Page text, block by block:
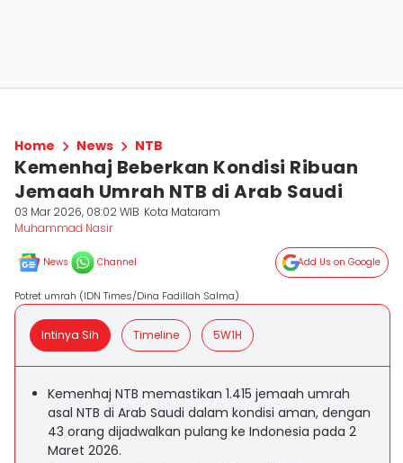
Home News NTB
Kemenhaj Beberkan Kondisi Ribuan
Jemaah Umrah NTB di Arab Saudi
03 Mar 2026, 08:02 WIB Kota Mataram
Muhammad Nasir
News Channel Add Us on Google
Potret umrah (IDN Times/Dina Fadillah Salma)
Intinya Sih Timeline 5W1H
Kemenhaj NTB memastikan 1.415 jemaah umrah
asal NTB di Arab Saudi dalam kondisi aman, dengan
43 orang dijadwalkan pulang ke Indonesia pada 2
Maret 2026.